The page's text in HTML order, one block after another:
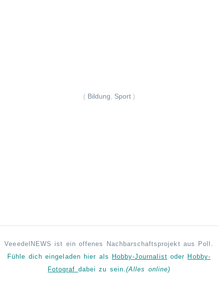
( Bildung Sport)
VeeedelNEWS ist ein offenes Nachbarschaftsprojekt aus Poll.
Fühle dich eingeladen hier als
Hobby-Journalist oder Hobby-
Fotograf dabei zu sein. (Alles online)